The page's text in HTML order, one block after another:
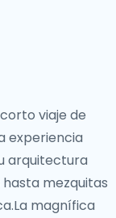
Maravillas
sus
la historia. La
sirve como
en la
viaje de
experiencia
arquitectura
mezquitas
magnífica